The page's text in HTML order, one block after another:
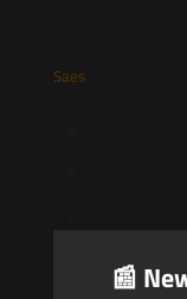
Saes
Equipe
📰